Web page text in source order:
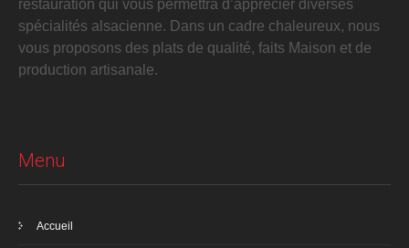
restauration qui vous permettra d’apprécier diverses
spécialités alsacienne. Dans un cadre chaleureux, nous
vous proposons des plats de qualité, faits Maison et de
production artisanale.
Menu
Accueil